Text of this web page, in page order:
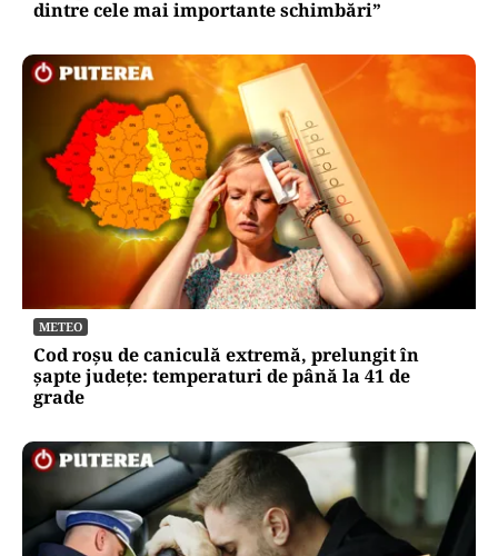
dintre cele mai importante schimbări”
METEO
Cod roșu de caniculă extremă, prelungit în
șapte județe: temperaturi de până la 41 de
grade